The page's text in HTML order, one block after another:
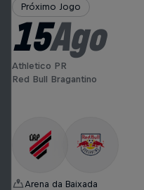
Próximo Jogo
15Ago
Athletico PR
Red Bull Bragantino
Arena da Baixada